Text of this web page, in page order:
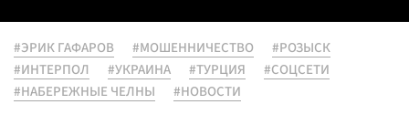
#ЭРИК ГАФАРОВ #МОШЕННИЧЕСТВО
#РОЗЫСК
#ИНТЕРПОЛ
#УКРАИНА #ТУРЦИЯ
#СОЦСЕТИ
#НАБЕРЕЖНЫЕ ЧЕЛНЫ
#НОВОСТИ